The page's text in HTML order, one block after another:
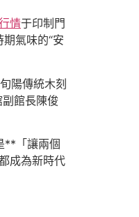
情于印制門
氣味的“安
陽傳統木刻
館長陳俊
**「讓兩個
成為新時代